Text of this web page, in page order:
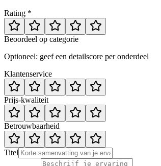
Rating *
Beoordeel op categorie
Optioneel: geef een detailscore per onderdeel
Klantenservice
Prijs-kwaliteit
Betrouwbaarheid
Titel